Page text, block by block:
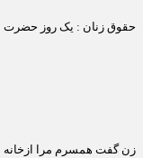
حقوق زنان : یک روز حضرت
زن گفت همسرم مرا ازخانه